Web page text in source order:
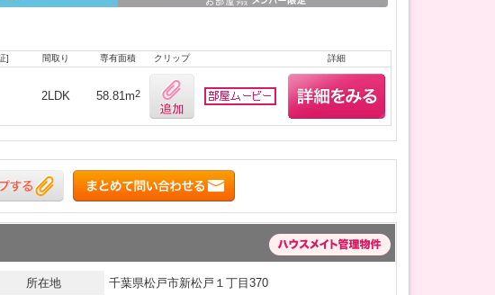
] 間取り 専有面積 クリップ 詳細
2LDK 58.81m2
所在地
千葉県松戸市新松戸１丁目370